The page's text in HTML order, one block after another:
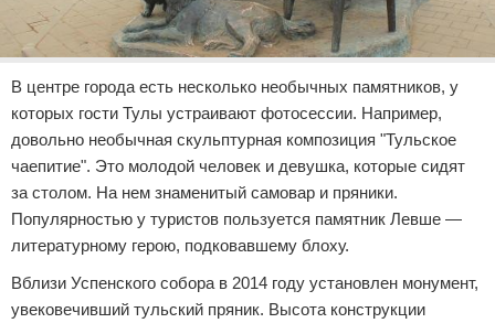
В центре города есть несколько необычных памятников, у
которых гости Тулы устраивают фотосессии. Например,
довольно необычная скульптурная композиция "Тульское
чаепитие". Это молодой человек и девушка, которые сидят
за столом. На нем знаменитый самовар и пряники.
Популярностью у туристов пользуется памятник Левше —
литературному герою, подковавшему блоху.
Вблизи Успенского собора в 2014 году установлен монумент,
увековечивший тульский пряник. Высота конструкции